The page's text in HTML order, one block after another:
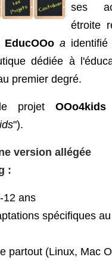
ses
étroite
EducOOo a
dédiée à
premier degré.
projetOOo4kids
").
version allégée
:
12 ans
spécifiques
partout (Linux, Mac